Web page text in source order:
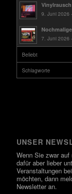
9. Juni 2026
7. Juni 2026
Beliebt
Schlagworte
UNSER
Wenn Sie zwar
dafür aber lieber
Veranstaltungen
möchten, dann
Newsletter an.